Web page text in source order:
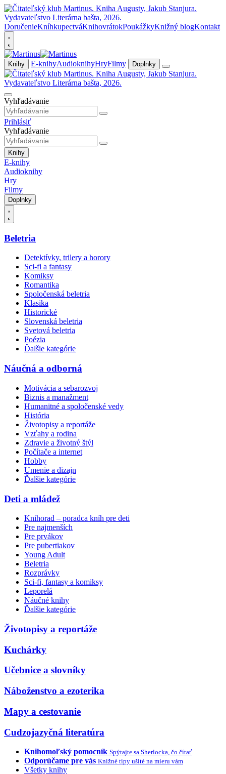
DoručenieKníhkupectváKnihovrátokPoukážkyKnižný blogKontakt
Knihy E-knihyAudioknihyHryFilmy Doplnky
Vyhľadávanie
Prihlásiť
Vyhľadávanie
Knihy
E-knihy
Audioknihy
Hry
Filmy
Doplnky
Beletria
Detektívky, trilery a horory
Sci-fi a fantasy
Komiksy
Romantika
Spoločenská beletria
Klasika
Historické
Slovenská beletria
Svetová beletria
Poézia
Ďalšie kategórie
Náučná a odborná
Motivácia a sebarozvoj
Biznis a manažment
Humanitné a spoločenské vedy
História
Životopisy a reportáže
Vzťahy a rodina
Zdravie a životný štýl
Počítače a internet
Hobby
Umenie a dizajn
Ďalšie kategórie
Deti a mládež
Knihorad – poradca kníh pre deti
Pre najmenších
Pre prvákov
Pre pubertiakov
Young Adult
Beletria
Rozprávky
Sci-fi, fantasy a komiksy
Leporelá
Náučné knihy
Ďalšie kategórie
Životopisy a reportáže
Kuchárky
Učebnice a slovníky
Náboženstvo a ezoterika
Mapy a cestovanie
Cudzojazyčná literatúra
Knihomoľský pomocník Spýtajte sa Sherlocka, čo čítať
Odporúčame pre vás Knižné tipy ušité na mieru vám
Všetky knihy